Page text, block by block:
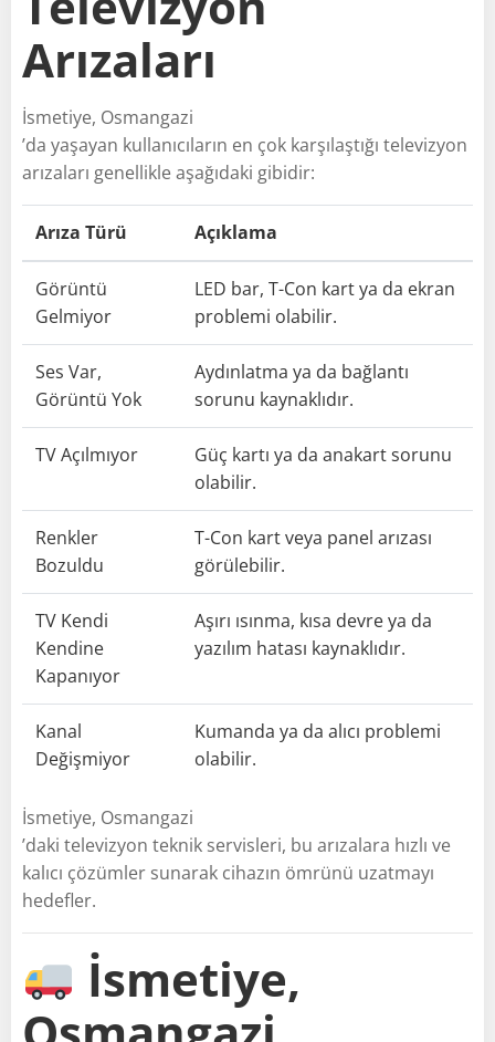
Arızaları
İsmetiye, Osmangazi
’da yaşayan kullanıcıların en çok karşılaştığı televizyon
arızaları genellikle aşağıdaki gibidir:
Arıza Türü Açıklama
Görüntü
Gelmiyor
LED bar, T-Con kart ya da ekran
problemi olabilir.
Ses Var,
Görüntü Yok
Aydınlatma ya da bağlantı
sorunu kaynaklıdır.
TV Açılmıyor
Güç kartı ya da anakart sorunu
olabilir.
Renkler
Bozuldu
T-Con kart veya panel arızası
görülebilir.
TV Kendi
Kendine
Kapanıyor
Aşırı ısınma, kısa devre ya da
yazılım hatası kaynaklıdır.
Kanal
Değişmiyor
Kumanda ya da alıcı problemi
olabilir.
İsmetiye, Osmangazi
’daki televizyon teknik servisleri, bu arızalara hızlı ve
kalıcı çözümler sunarak cihazın ömrünü uzatmayı
hedefler.
İsmetiye,